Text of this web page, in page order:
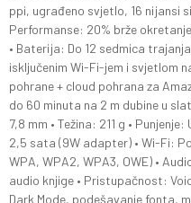
ppi, ugrađeno svjetlo, 16 nijansi
Performanse: 20% brže
• Baterija: Do 12 sedmica
isključenim Wi-Fi-jem i svjetlom
pohrane + cloud pohrana za
do 60 minuta na 2 m dubine u
7,8 mm • Težina: 211 g •
2,5 sata (9W adapter) • Wi-Fi:
WPA, WPA2, WPA3, OWE) •
audio knjige • Pristupačnost:
Dark Mode, podešavanje fonta,